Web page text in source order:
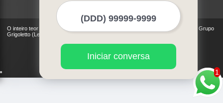
O inteiro teor deste site está sujeito à proteção de direitos autorais. Copyright© Grupo
Grigoletto (Lei 9610 de 19/02/1998)
1
Iniciar conversa